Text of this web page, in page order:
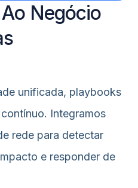
Negócio
unificada, playbooks
Integramos
rede para detectar
e responder de